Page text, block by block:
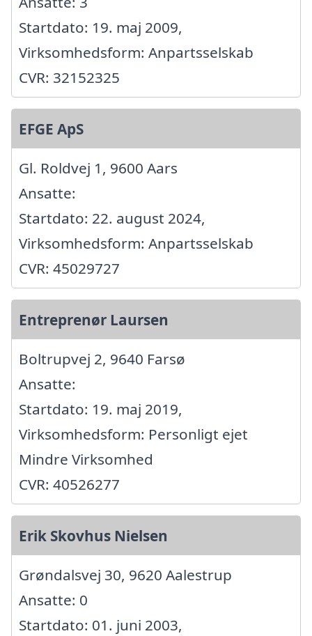
Startdato: 19. maj 2009,
Virksomhedsform: Anpartsselskab
CVR: 32152325
EFGE ApS
Gl. Roldvej 1, 9600 Aars
Ansatte:
Startdato: 22. august 2024,
Virksomhedsform: Anpartsselskab
CVR: 45029727
Entreprenør Laursen
Boltrupvej 2, 9640 Farsø
Ansatte:
Startdato: 19. maj 2019,
Virksomhedsform: Personligt ejet
Mindre Virksomhed
CVR: 40526277
Erik Skovhus Nielsen
Grøndalsvej 30, 9620 Aalestrup
Ansatte: 0
Startdato: 01. juni 2003,